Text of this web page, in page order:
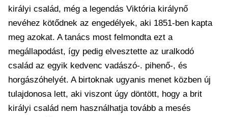
királyi család, még a legendás Viktória királynő
nevéhez kötődnek az engedélyek, aki 1851-ben kapta
meg azokat. A tanács most felmondta ezt a
megállapodást, így pedig elvesztette az uralkodó
család az egyik kedvenc vadászó-. pihenő-, és
horgászóhelyét. A birtoknak ugyanis menet közben új
tulajdonosa lett, aki viszont úgy döntött, hogy a brit
királyi család nem használhatja tovább a mesés